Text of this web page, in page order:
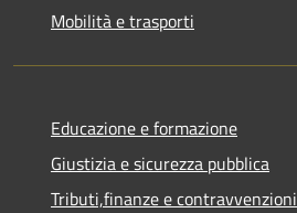
Mobilità e trasporti
Educazione e formazione
Giustizia e sicurezza pubblica
Tributi,finanze e contravvenzioni